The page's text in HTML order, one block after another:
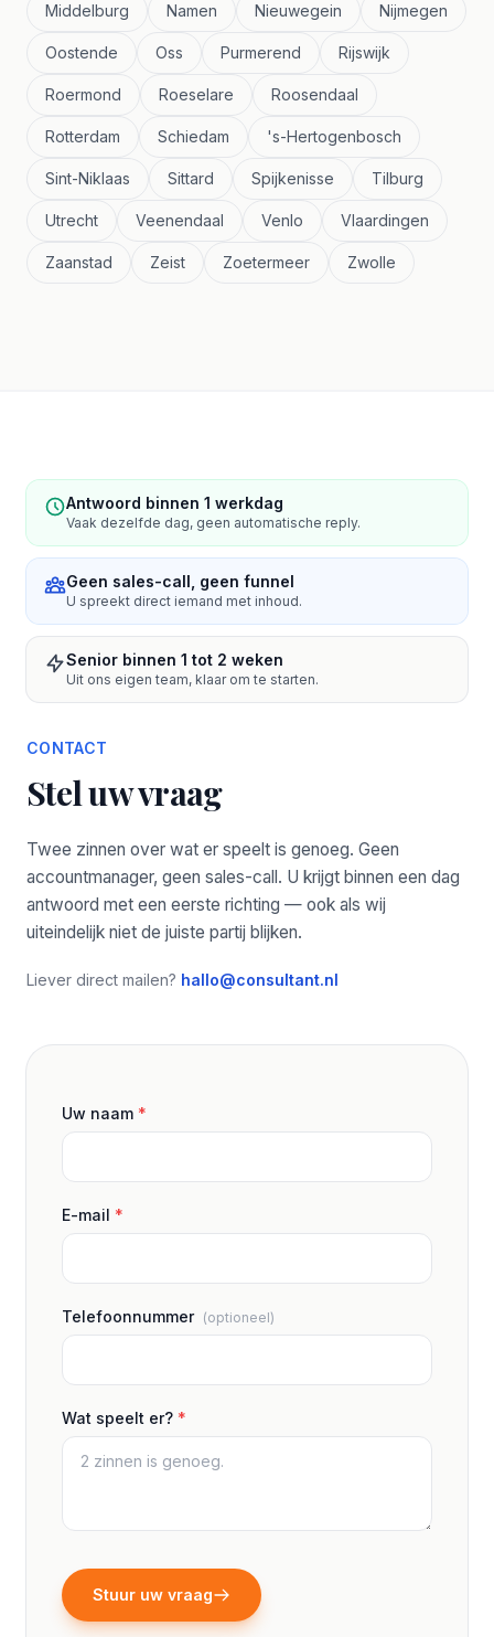
Middelburg Namen Nieuwegein Nijmegen
Oostende Oss Purmerend Rijswijk
Roermond Roeselare Roosendaal
Rotterdam Schiedam 's-Hertogenbosch
Sint-Niklaas Sittard Spijkenisse Tilburg
Utrecht Veenendaal Venlo Vlaardingen
Zaanstad Zeist Zoetermeer Zwolle
Antwoord binnen 1 werkdag
Vaak dezelfde dag, geen automatische reply.
Geen sales-call, geen funnel
U spreekt direct iemand met inhoud.
Senior binnen 1 tot 2 weken
Uit ons eigen team, klaar om te starten.
CONTACT
Stel uw vraag
Twee zinnen over wat er speelt is genoeg. Geen
accountmanager, geen sales-call. U krijgt binnen een dag
antwoord met een eerste richting — ook als wij
uiteindelijk niet de juiste partij blijken.
Liever direct mailen? hallo@consultant.nl
Uw naam *
E-mail *
Telefoonnummer (optioneel)
Wat speelt er? *
Stuur uw vraag